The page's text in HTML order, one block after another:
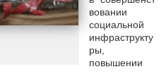
вовании
социальной
инфраструкту
ры,
повышении